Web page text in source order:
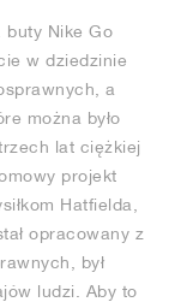
buty Nike Go
w dziedzinie
a
można było
lat ciężkiej
projekt
Hatfielda,
opracowany z
był
ludzi. Aby to